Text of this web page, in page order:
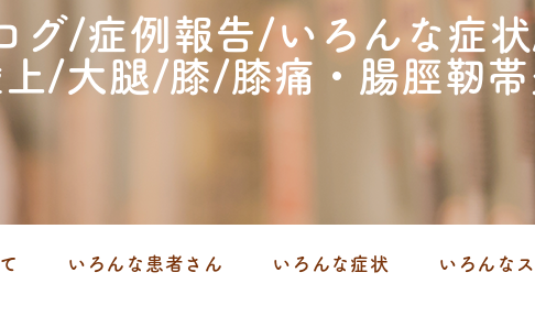
グ/症例報告/いろんな症
上/大腿/膝/膝痛・腸脛靭
いろんな患者さん いろんな症状 いろんな